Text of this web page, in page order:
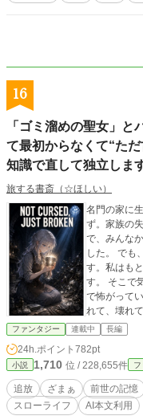
16
「ゴミ溜めの聖女」
て最初からなくて“た
知識で直して独立しま
旅する書斎（☆ほしい）
名門の家に
ず。家族の
で、みんな
した。 でも、死にかけたある日、前世の記憶がよみがえりま
す。私はも
す。 そこで気づいてしまいました。この家が「呪い」と呼ん
で怖がって
れて、壊れてい
さな修復の
のロケット
んぶ元通り
るように。 一方その頃、私を追い出した実家は、私がいない
と道具ひと
きつかれても……もう
的に改稿（
ファンタジー 連載中 長編
24h.ポイント 782pt
小説 1,710 位 / 228,655件
追放 ざまぁ 前世の記憶
スローライフ
AI本文利用